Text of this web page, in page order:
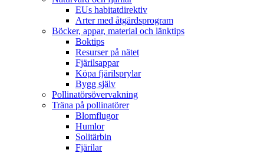
EUs habitatdirektiv
Arter med åtgärdsprogram
Böcker, appar, material och länktips
Boktips
Resurser på nätet
Fjärilsappar
Köpa fjärilsprylar
Bygg själv
Pollinatörsövervakning
Träna på pollinatörer
Blomflugor
Humlor
Solitärbin
Fjärilar